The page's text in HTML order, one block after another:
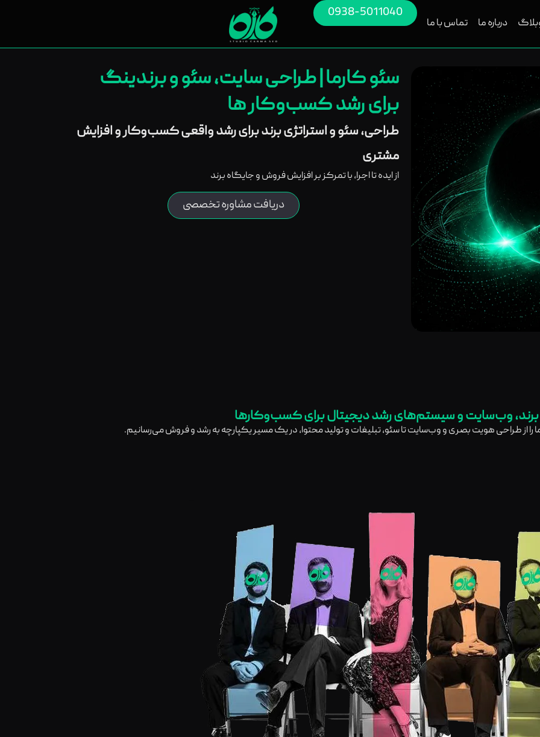
درباره ما تماس با ما
0938-5011040
سئو کارما | طراحی سایت، سئو و برندینگ
برای رشد کسب‌وکار ها
طراحی، سئو و استراتژی برند برای رشد واقعی کسب‌وکار و افزایش
مشتری
از ایده تا اجرا، با تمرکز بر افزایش فروش و جایگاه برند
دریافت مشاوره تخصصی
وب‌سایت و سیستم‌های رشد دیجیتال برای کسب‌وکارها
را از طراحی هویت بصری و وب‌سایت تا سئو، تبلیغات و تولید محتوا، در یک مسیر یکپارچه به رشد و فروش می‌رسانیم.